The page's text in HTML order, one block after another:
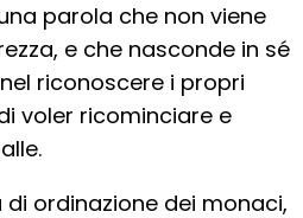
parola che non viene
e che nasconde in sé
riconoscere i propri
voler ricominciare e
ordinazione dei monaci,